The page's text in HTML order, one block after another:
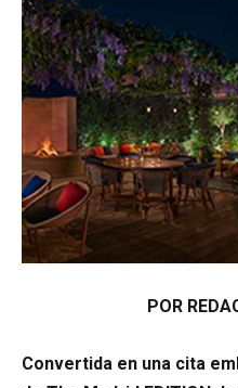
POR
Convertida en una cita